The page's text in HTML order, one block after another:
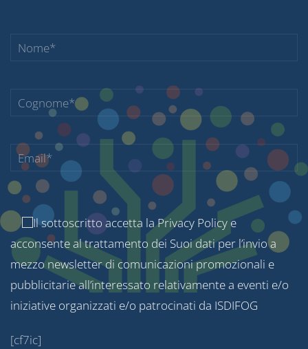
Il sottoscritto accetta laPrivacy Policy e
acconsente al trattamento dei Suoi dati per l’invio a
mezzo newsletter di comunicazioni promozionali e
pubblicitarie all’interessato relativamente a eventi e/o
iniziative organizzati e/o patrocinati da ISDIFOG
[cf7ic]